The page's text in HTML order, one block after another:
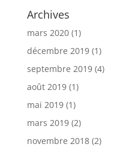
Archives
mars 2020(1)
décembre 2019(1)
septembre 2019(4)
août 2019(1)
mai 2019(1)
mars 2019(2)
novembre 2018(2)